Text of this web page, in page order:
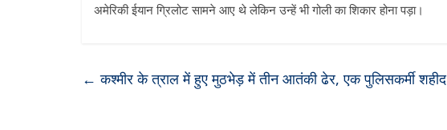
अमेरिकी ईयान ग्रिलोट सामने आए थे लेकिन उन्हें भी गोली का शिकार होना पड़ा।
← कश्मीर के त्राल में हुए मुठभेड़ में तीन आतंकी ढेर, एक पुलिसकर्मी शहीद